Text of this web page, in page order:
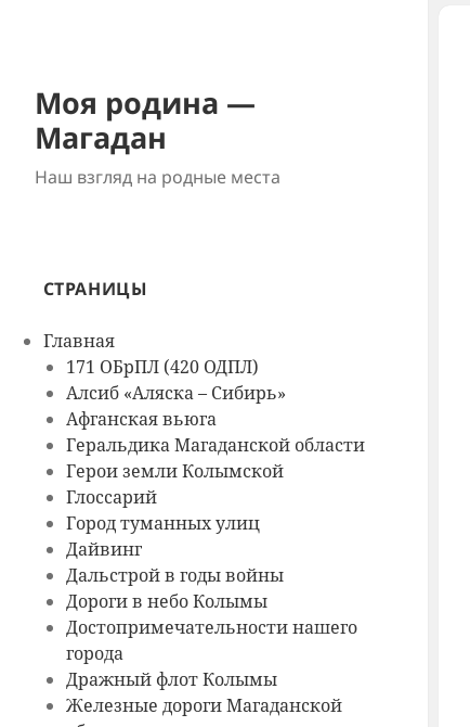
Моя родина —
Магадан
Наш взгляд на родные места
СТРАНИЦЫ
Главная
171 ОБрПЛ (420 ОДПЛ)
Алсиб «Аляска – Сибирь»
Афганская вьюга
Геральдика Магаданской области
Герои земли Колымской
Глоссарий
Город туманных улиц
Дайвинг
Дальстрой в годы войны
Дороги в небо Колымы
Достопримечательности нашего
города
Дражный флот Колымы
Железные дороги Магаданской